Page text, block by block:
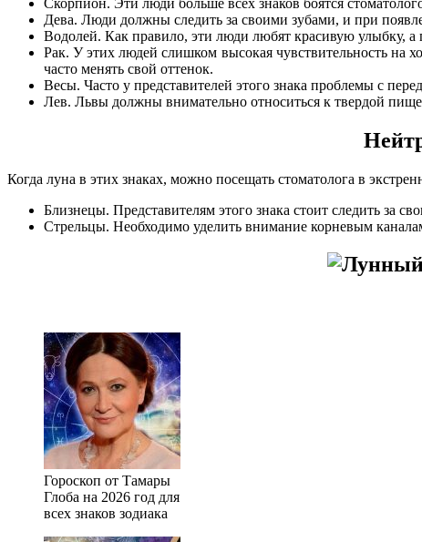
Дева. Люди должны следить за своими зубами, и при
Водолей. Как правило, эти люди любят красивую улыбку, а
Рак. У этих людей слишком высокая чувствительность на
часто менять свой оттенок.
Весы. Часто у представителей этого знака проблемы с
Лев. Львы должны внимательно относиться к твердой
Когда луна в этих знаках, можно посещать стоматолога в
Близнецы. Представителям этого знака стоит следить за
Стрельцы. Необходимо уделить внимание корневым
Гороскоп от Тамары
Глоба на 2026 год для
всех знаков зодиака